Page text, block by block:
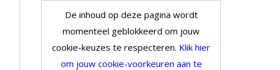
De inhoud op deze pagina wordt
momenteel geblokkeerd om jouw
cookie-keuzes te respecteren. Klik hier
om jouw cookie-voorkeuren aan te